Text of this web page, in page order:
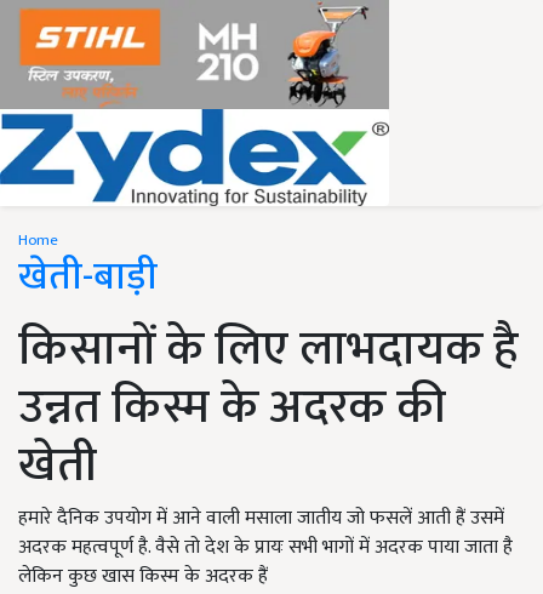
Home
खेती-बाड़ी
किसानों के लिए लाभदायक है
उन्नत किस्म के अदरक की
खेती
हमारे दैनिक उपयोग में आने वाली मसाला जातीय जो फसलें आती हैं उसमें
अदरक महत्वपूर्ण है. वैसे तो देश के प्रायः सभी भागों में अदरक पाया जाता है
लेकिन कुछ खास किस्म के अदरक हैं